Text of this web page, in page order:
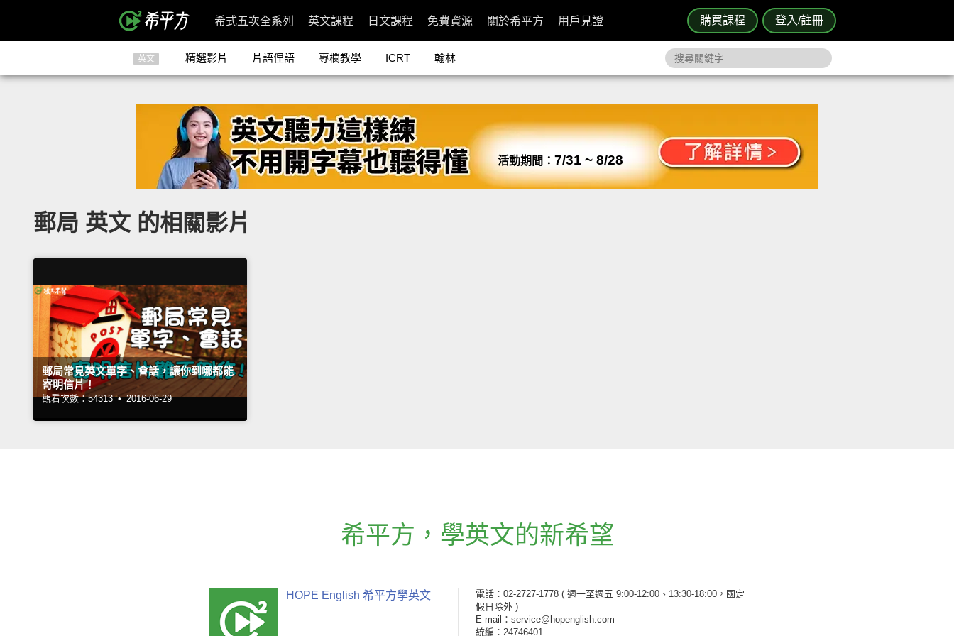
購買課程 登入/註冊
希式五次全系列 英文課程 日文課程 免費資源 關於希平方 用戶見證
英文 精選影片 片語俚語 專欄教學 ICRT 翰林
活動期間： 7/31 ~ 8/28
郵局 英文 的相關影片
郵局常見英文單字、會話，讓你到哪都能
寄明信片！
觀看次數：54313 • 2016-06-29
希平方 ， 學英文的新希望
HOPE English 希平方學英文 電話：02-2727-1778 ( 週一至週五 9:00-12:00、13:30-18:00，國定
假日除外 )
E-mail：service@hopenglish.com
統編：24746401